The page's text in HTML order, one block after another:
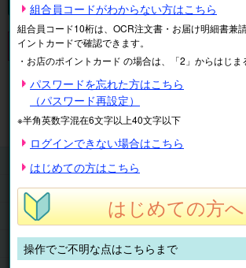
申し訳ございません。 現在、該当商品は、お取扱
マイページ 注文履歴
抽選結果
請求内容
チケット
くらしのサービス
このサイトの使い方
マイページ
組合員コードがわからない方はこちら
組合員コード10桁は、OCR注文書・お届け明細書兼
イントカードで確認できます。
・お店のポイントカード の場合は、「2」からはじま
パスワードを忘れた方はこちら
（パスワード再設定）
※半角英数字混在6文字以上40文字以下
ログインできない場合はこちら
はじめての方はこちら
はじめての方へ
操作でご不明な点はこちらまで